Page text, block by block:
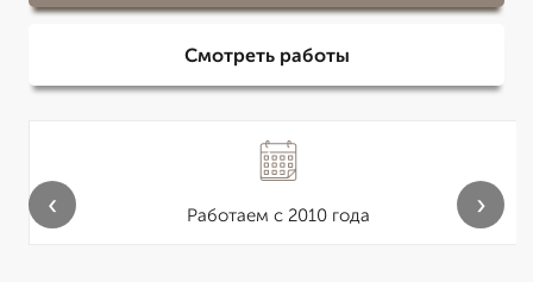
Смотреть работы
Работаем с 2010 года
‹ ›